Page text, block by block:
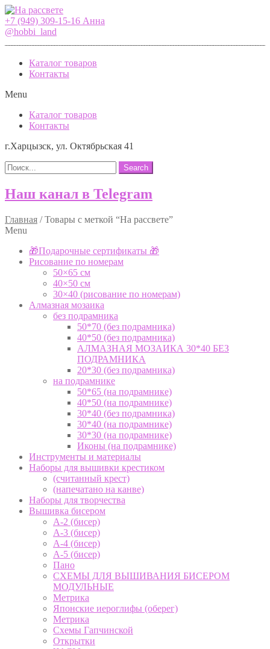
+7 (949) 309-15-16 Анна
@hobbi_land
Каталог товаров
Контакты
Menu
Каталог товаров
Контакты
г.Харцызск, ул. Октябрьская 41
Search
Наш канал в Telegram
Главная /Товары с меткой “На рассвете”
Menu
🎁Подарочные сертификаты 🎁
Рисование по номерам
50×65 см
40×50 см
30×40 (рисование по номерам)
Алмазная мозаика
без подрамника
50*70 (без подрамника)
40*50 (без подрамника)
АЛМАЗНАЯ МОЗАИКА 30*40 БЕЗ
ПОДРАМНИКА
20*30 (без подрамника)
на подрамнике
50*65 (на подрамнике)
40*50 (на подрамнике)
30*40 (без подрамника)
30*40 (на подрамнике)
30*30 (на подрамнике)
Иконы (на подрамнике)
Инструменты и материалы
Наборы для вышивки крестиком
(считанный крест)
(напечатано на канве)
Наборы для творчества
Вышивка бисером
А-2 (бисер)
А-3 (бисер)
А-4 (бисер)
А-5 (бисер)
Пано
СХЕМЫ ДЛЯ ВЫШИВАНИЯ БИСЕРОМ
МОДУЛЬНЫЕ
Метрика
Японские иероглифы (оберег)
Метрика
Схемы Гапчинской
Открытки